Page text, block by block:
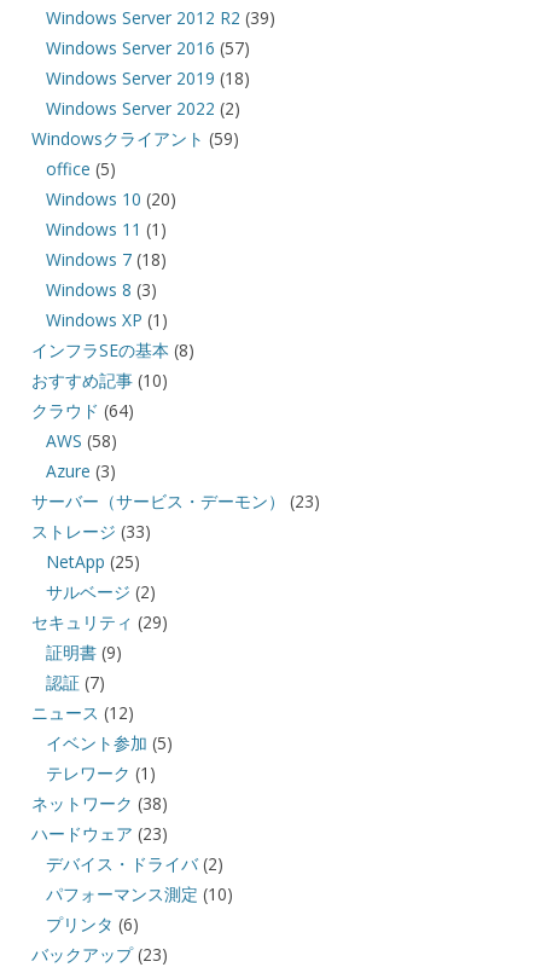
Windows Server 2012 R2 (39)
Windows Server 2016 (57)
Windows Server 2019 (18)
Windows Server 2022 (2)
Windowsクライアント (59)
office (5)
Windows 10 (20)
Windows 11 (1)
Windows 7 (18)
Windows 8 (3)
Windows XP (1)
インフラSEの基本 (8)
おすすめ記事(10)
クラウド (64)
AWS (58)
Azure (3)
サーバー（サービス・デーモン）
(23)
ストレージ (33)
NetApp (25)
サルベージ (2)
セキュリティ (29)
証明書 (9)
認証 (7)
ニュース (12)
イベント参加 (5)
テレワーク (1)
ネットワーク (38)
ハードウェア (23)
デバイス・ドライバ(2)
パフォーマンス測定 (10)
プリンタ (6)
バックアップ(23)